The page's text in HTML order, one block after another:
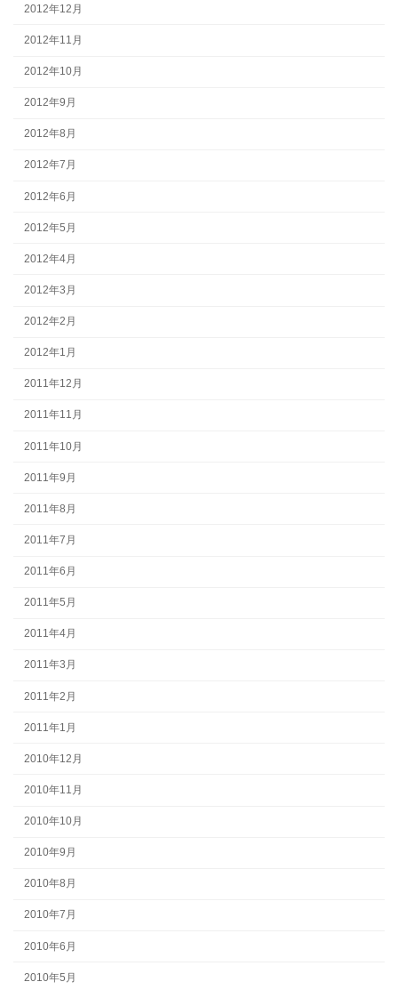
2012年12月
2012年11月
2012年10月
2012年9月
2012年8月
2012年7月
2012年6月
2012年5月
2012年4月
2012年3月
2012年2月
2012年1月
2011年12月
2011年11月
2011年10月
2011年9月
2011年8月
2011年7月
2011年6月
2011年5月
2011年4月
2011年3月
2011年2月
2011年1月
2010年12月
2010年11月
2010年10月
2010年9月
2010年8月
2010年7月
2010年6月
2010年5月